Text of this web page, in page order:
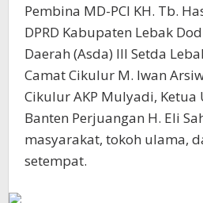
Pembina MD-PCI KH. Tb.
DPRD Kabupaten Lebak
Daerah (Asda) III Setda
Camat Cikulur M. Iwan
Cikulur AKP Mulyadi,
Banten Perjuangan H. Eli
masyarakat, tokoh ulama,
setempat.